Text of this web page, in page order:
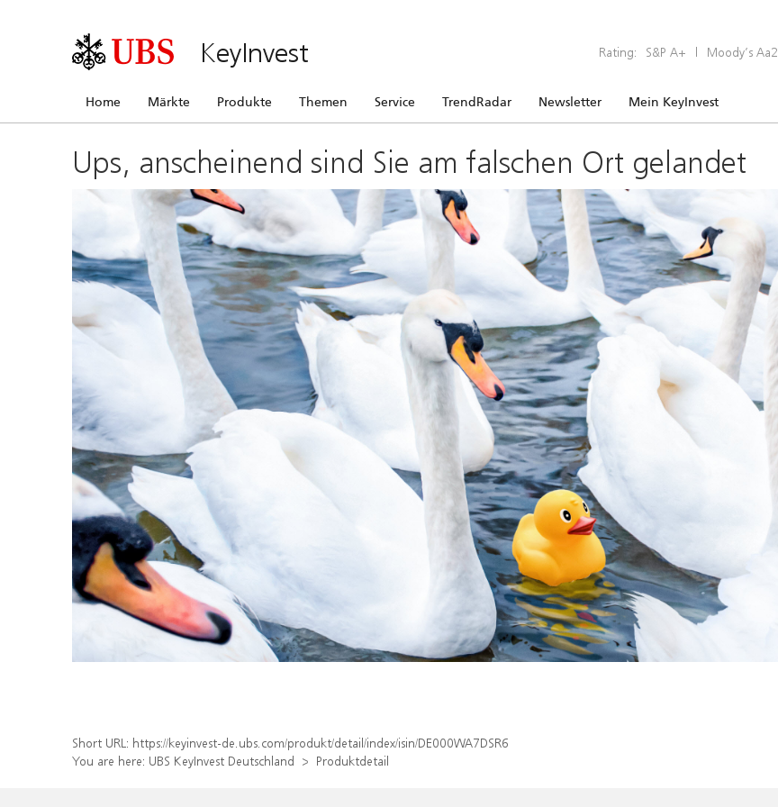
KeyInvest Rating: S&P A+ | Moody’s Aa2
Home Märkte Produkte Themen Service TrendRadar Newsletter Mein KeyInvest
Ups, anscheinend sind Sie am falschen Ort gelandet
Short URL: https://keyinvest-de.ubs.com/produkt/detail/index/isin/DE000WA7DSR6
You are here: UBS KeyInvest Deutschland Produktdetail